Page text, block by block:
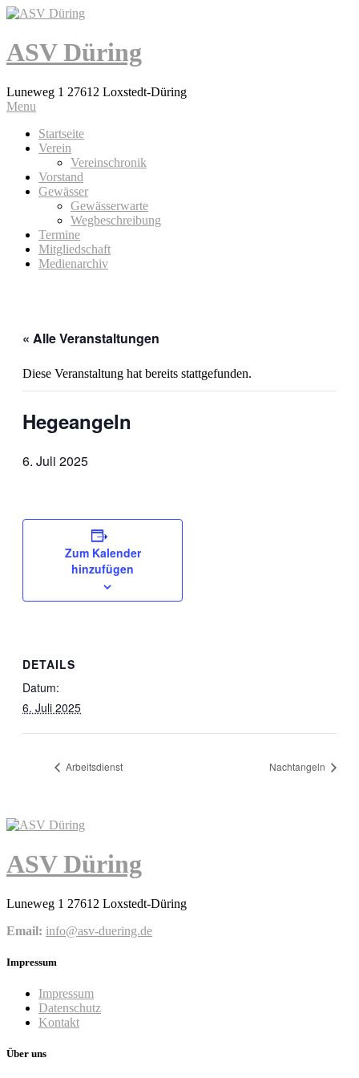
ASV Düring
Luneweg 1 27612 Loxstedt-Düring
Menu
Startseite
Verein
Vereinschronik
Vorstand
Gewässer
Gewässerwarte
Wegbeschreibung
Termine
Mitgliedschaft
Medienarchiv
« Alle Veranstaltungen
Diese Veranstaltung hat bereits stattgefunden.
Hegeangeln
6. Juli 2025
Zum Kalender
hinzufügen
DETAILS
Datum:
6. Juli 2025
Arbeitsdienst Nachtangeln
ASV Düring
Luneweg 1 27612 Loxstedt-Düring
Email: info@asv-duering.de
Impressum
Impressum
Datenschutz
Kontakt
Über uns